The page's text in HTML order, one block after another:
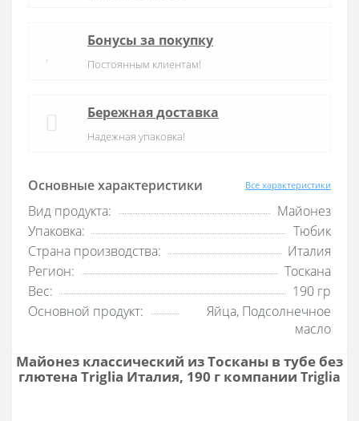
Основные характеристики Все характеристики
Вид продукта:
Майонез
Упаковка:
Тюбик
Страна производства:
Италия
Регион:
Тоскана
Вес:
190 гр
Основной продукт:
Яйца, Подсолнечное
масло
Бонусы за покупку
Постоянным клиентам!
Бережная доставка
Надежная упаковка!
Майонез классический из Тосканы в тубе без
глютена Triglia Италия, 190 г компании Triglia